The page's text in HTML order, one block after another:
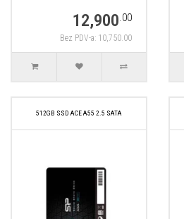
12,900.00
Bez PDV-a: 10,750.00
512GB SSD ACE A55 2.5 SATA